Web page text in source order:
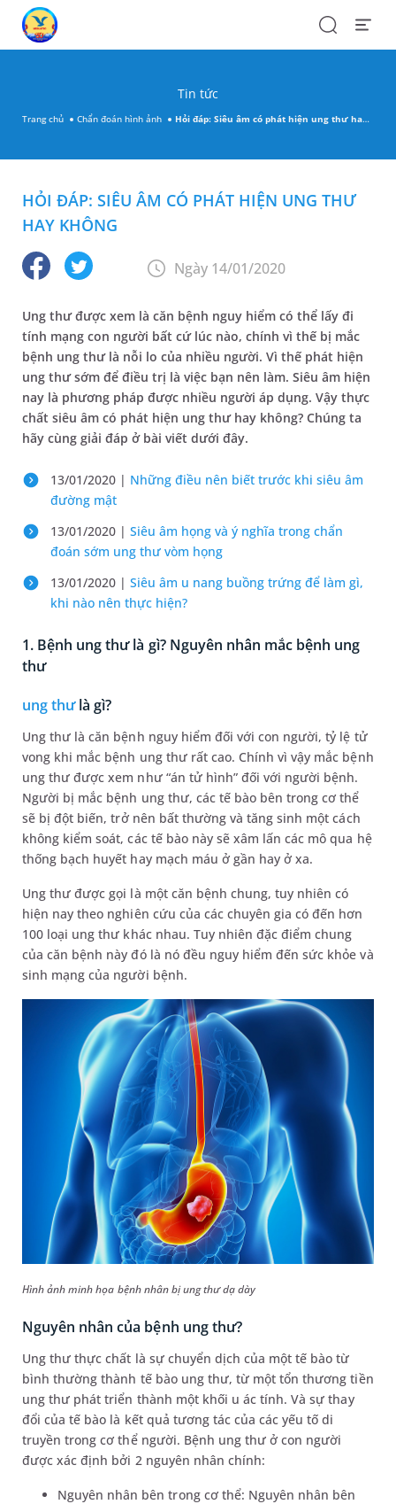
SearchOpen
Tin tức
Trang chủ Chẩn đoán hình ảnh Hỏi đáp: Siêu âm có phát hiện ung thư hay không
HỎI ĐÁP: SIÊU ÂM CÓ PHÁT HIỆN UNG THƯ
HAY KHÔNG
Ngày 14/01/2020
Ung thư được xem là căn bệnh nguy hiểm có thể lấy đi
tính mạng con người bất cứ lúc nào, chính vì thế bị mắc
bệnh ung thư là nỗi lo của nhiều người. Vì thế phát hiện
ung thư sớm để điều trị là việc bạn nên làm. Siêu âm hiện
nay là phương pháp được nhiều người áp dụng. Vậy thực
chất siêu âm có phát hiện ung thư hay không? Chúng ta
hãy cùng giải đáp ở bài viết dưới đây.
13/01/2020 | Những điều nên biết trước khi siêu âm
đường mật
13/01/2020 | Siêu âm họng và ý nghĩa trong chẩn
đoán sớm ung thư vòm họng
13/01/2020 | Siêu âm u nang buồng trứng để làm gì,
khi nào nên thực hiện?
1. Bệnh ung thư là gì? Nguyên nhân mắc bệnh ung
thư
ung thưlà gì?
Ung thư là căn bệnh nguy hiểm đối với con người, tỷ lệ tử
vong khi mắc bệnh ung thư rất cao. Chính vì vậy mắc bệnh
ung thư được xem như “án tử hình” đối với người bệnh.
Người bị mắc bệnh ung thư, các tế bào bên trong cơ thể
sẽ bị đột biến, trở nên bất thường và tăng sinh một cách
không kiểm soát, các tế bào này sẽ xâm lấn các mô qua hệ
thống bạch huyết hay mạch máu ở gần hay ở xa.
Ung thư được gọi là một căn bệnh chung, tuy nhiên có
hiện nay theo nghiên cứu của các chuyên gia có đến hơn
100 loại ung thư khác nhau. Tuy nhiên đặc điểm chung
của căn bệnh này đó là nó đều nguy hiểm đến sức khỏe và
sinh mạng của người bệnh.
Hình ảnh minh họa bệnh nhân bị ung thư dạ dày
Nguyên nhân của bệnh ung thư?
Ung thư thực chất là sự chuyển dịch của một tế bào từ
bình thường thành tế bào ung thư, từ một tổn thương tiền
ung thư phát triển thành một khối u ác tính. Và sự thay
đổi của tế bào là kết quả tương tác của các yếu tố di
truyền trong cơ thể người. Bệnh ung thư ở con người
được xác định bởi 2 nguyên nhân chính:
Nguyên nhân bên trong cơ thể: Nguyên nhân bên